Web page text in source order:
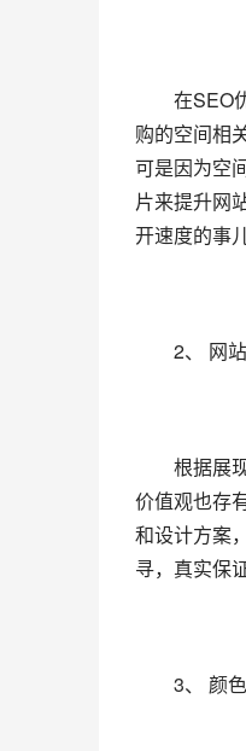
在SEO优
购的空间相
可是因为空
片来提升网
开速度的事儿
2、 网站
根据展现
价值观也存
和设计方案
寻，真实保
3、 颜色